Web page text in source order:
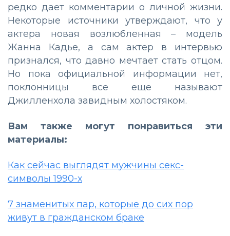
редко дает комментарии о личной жизни.
Некоторые источники утверждают, что у
актера новая возлюбленная – модель
Жанна Кадье, а сам актер в интервью
признался, что давно мечтает стать отцом.
Но пока официальной информации нет,
поклонницы все еще называют
Джилленхола завидным холостяком.
Вам также могут понравиться эти
материалы:
Как сейчас выглядят мужчины секс-
символы 1990-х
7 знаменитых пар, которые до сих пор
живут в гражданском браке